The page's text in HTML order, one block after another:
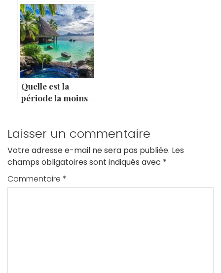
Antarctique ?
Quelle est la
période la moins
Laisser un commentaire
Votre adresse e-mail ne sera pas publiée. Les
champs obligatoires sont indiqués avec *
Commentaire *